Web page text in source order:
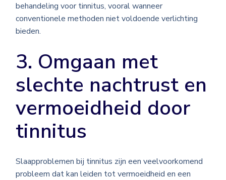
behandeling voor tinnitus, vooral wanneer
conventionele methoden niet voldoende verlichting
bieden.
3. Omgaan met
slechte nachtrust en
vermoeidheid door
tinnitus
Slaapproblemen bij tinnitus zijn een veelvoorkomend
probleem dat kan leiden tot vermoeidheid en een